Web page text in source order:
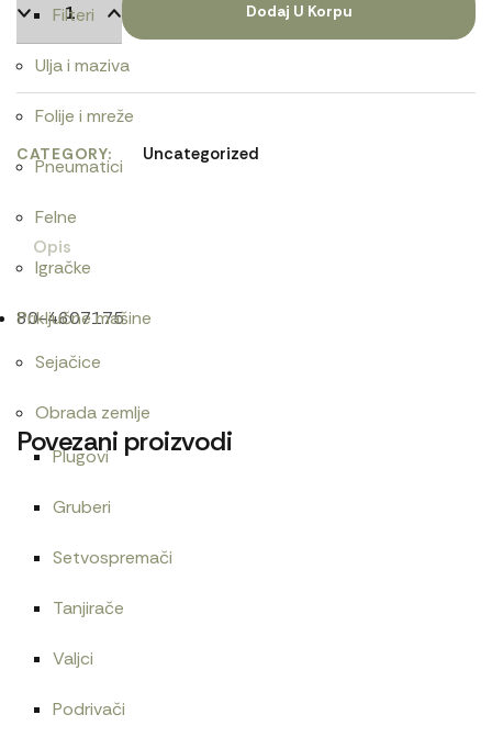
Filteri
Ulja i maziva
Folije i mreže
Pneumatici
Felne
Igračke
Priključne mašine
Sejačice
Obrada zemlje
Plugovi
Gruberi
Setvospremači
Tanjirače
Valjci
Podrivači
Dodaj U Korpu
CATEGORY Uncategorized
Opis
80-4607175
Povezani proizvodi
Cev grejača D245